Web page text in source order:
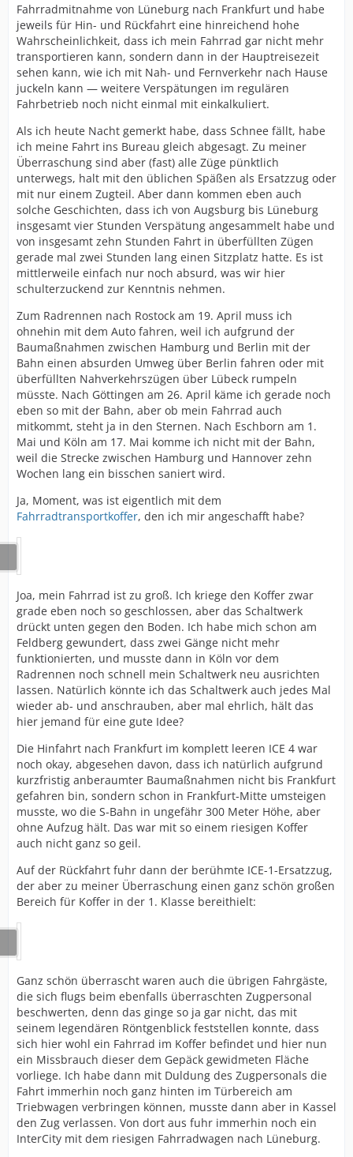
Fahrradmitnahme von Lüneburg nach Frankfurt und habe
jeweils für Hin- und Rückfahrt eine hinreichend hohe
Wahrscheinlichkeit, dass ich mein Fahrrad gar nicht mehr
transportieren kann, sondern dann in der Hauptreisezeit
sehen kann, wie ich mit Nah- und Fernverkehr nach Hause
juckeln kann — weitere Verspätungen im regulären
Fahrbetrieb noch nicht einmal mit einkalkuliert.
Als ich heute Nacht gemerkt habe, dass Schnee fällt, habe
ich meine Fahrt ins Bureau gleich abgesagt. Zu meiner
Überraschung sind aber (fast) alle Züge pünktlich
unterwegs, halt mit den üblichen Späßen als Ersatzzug oder
mit nur einem Zugteil. Aber dann kommen eben auch
solche Geschichten, dass ich von Augsburg bis Lüneburg
insgesamt vier Stunden Verspätung angesammelt habe und
von insgesamt zehn Stunden Fahrt in überfüllten Zügen
gerade mal zwei Stunden lang einen Sitzplatz hatte. Es ist
mittlerweile einfach nur noch absurd, was wir hier
schulterzuckend zur Kenntnis nehmen.
Zum Radrennen nach Rostock am 19. April muss ich
ohnehin mit dem Auto fahren, weil ich aufgrund der
Baumaßnahmen zwischen Hamburg und Berlin mit der
Bahn einen absurden Umweg über Berlin fahren oder mit
überfüllten Nahverkehrszügen über Lübeck rumpeln
müsste. Nach Göttingen am 26. April käme ich gerade noch
eben so mit der Bahn, aber ob mein Fahrrad auch
mitkommt, steht ja in den Sternen. Nach Eschborn am 1.
Mai und Köln am 17. Mai komme ich nicht mit der Bahn,
weil die Strecke zwischen Hamburg und Hannover zehn
Wochen lang ein bisschen saniert wird.
Ja, Moment, was ist eigentlich mit dem
Fahrradtransportkoffer, den ich mir angeschafft habe?
Joa, mein Fahrrad ist zu groß. Ich kriege den Koffer zwar
grade eben noch so geschlossen, aber das Schaltwerk
drückt unten gegen den Boden. Ich habe mich schon am
Feldberg gewundert, dass zwei Gänge nicht mehr
funktionierten, und musste dann in Köln vor dem
Radrennen noch schnell mein Schaltwerk neu ausrichten
lassen. Natürlich könnte ich das Schaltwerk auch jedes Mal
wieder ab- und anschrauben, aber mal ehrlich, hält das
hier jemand für eine gute Idee?
Die Hinfahrt nach Frankfurt im komplett leeren ICE 4 war
noch okay, abgesehen davon, dass ich natürlich aufgrund
kurzfristig anberaumter Baumaßnahmen nicht bis Frankfurt
gefahren bin, sondern schon in Frankfurt-Mitte umsteigen
musste, wo die S-Bahn in ungefähr 300 Meter Höhe, aber
ohne Aufzug hält. Das war mit so einem riesigen Koffer
auch nicht ganz so geil.
Auf der Rückfahrt fuhr dann der berühmte ICE-1-Ersatzzug,
der aber zu meiner Überraschung einen ganz schön großen
Bereich für Koffer in der 1. Klasse bereithielt:
Ganz schön überrascht waren auch die übrigen Fahrgäste,
die sich flugs beim ebenfalls überraschten Zugpersonal
beschwerten, denn das ginge so ja gar nicht, das mit
seinem legendären Röntgenblick feststellen konnte, dass
sich hier wohl ein Fahrrad im Koffer befindet und hier nun
ein Missbrauch dieser dem Gepäck gewidmeten Fläche
vorliege. Ich habe dann mit Duldung des Zugpersonals die
Fahrt immerhin noch ganz hinten im Türbereich am
Triebwagen verbringen können, musste dann aber in Kassel
den Zug verlassen. Von dort aus fuhr immerhin noch ein
InterCity mit dem riesigen Fahrradwagen nach Lüneburg.